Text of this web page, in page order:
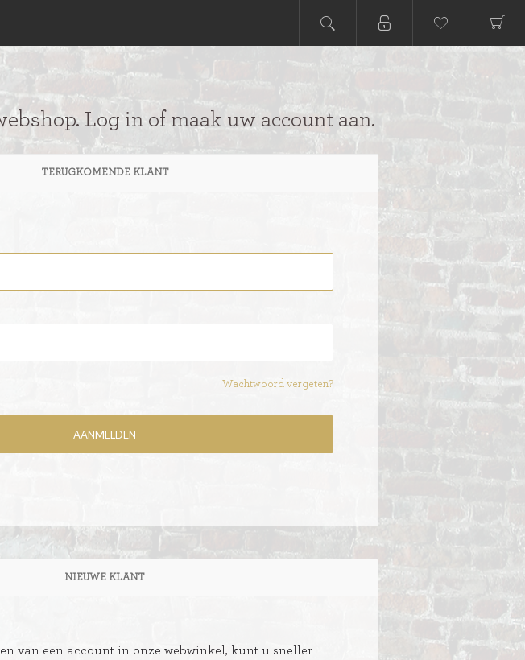
BEURE
Log in of maak uw account aan.
TERUGKOMENDE KLANT
Wachtwoord vergeten?
NIEUWE KLANT
van een account in onze webwinkel, kunt u sneller